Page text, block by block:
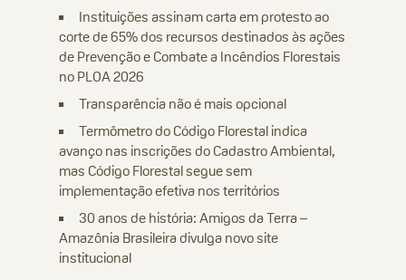
Instituições assinam carta em protesto ao
corte de 65% dos recursos destinados às ações
de Prevenção e Combate a Incêndios Florestais
no PLOA 2026
Transparência não é mais opcional
Termômetro do Código Florestal indica
avanço nas inscrições do Cadastro Ambiental,
mas Código Florestal segue sem
implementação efetiva nos territórios
30 anos de história: Amigos da Terra –
Amazônia Brasileira divulga novo site
institucional